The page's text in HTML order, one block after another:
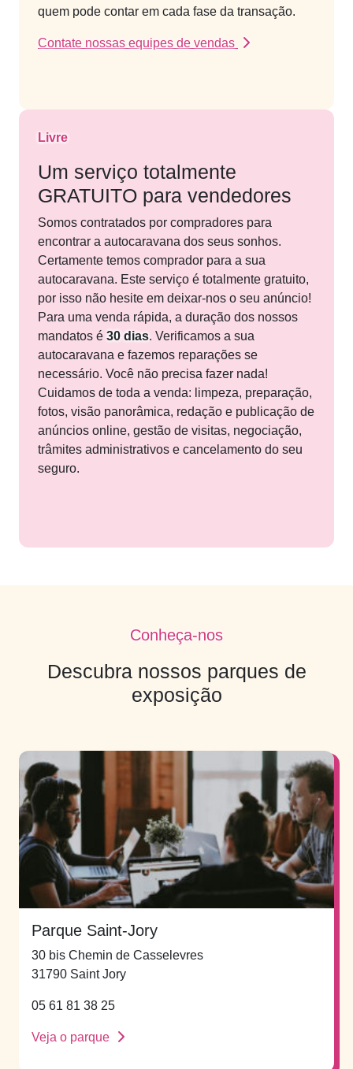
quem pode contar em cada fase da transação.
Contate nossas equipes de vendas
Livre
Um serviço totalmente
GRATUITO para vendedores
Somos contratados por compradores para
encontrar a autocaravana dos seus sonhos.
Certamente temos comprador para a sua
autocaravana. Este serviço é totalmente gratuito,
por isso não hesite em deixar-nos o seu anúncio!
Para uma venda rápida, a duração dos nossos
mandatos é 30 dias. Verificamos a sua
autocaravana e fazemos reparações se
necessário. Você não precisa fazer nada!
Cuidamos de toda a venda: limpeza, preparação,
fotos, visão panorâmica, redação e publicação de
anúncios online, gestão de visitas, negociação,
trâmites administrativos e cancelamento do seu
seguro.
Conheça-nos
Descubra nossos parques de
exposição
Parque Saint-Jory
30 bis Chemin de Casselevres
31790 Saint Jory
05 61 81 38 25
Veja o parque